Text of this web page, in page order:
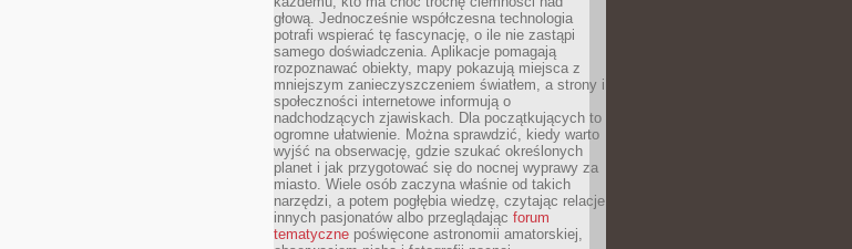
głową. Jednocześnie współczesna technologia
potrafi wspierać tę fascynację, o ile nie zastąpi
samego doświadczenia. Aplikacje pomagają
rozpoznawać obiekty, mapy pokazują miejsca z
mniejszym zanieczyszczeniem światłem, a strony i
społeczności internetowe informują o
nadchodzących zjawiskach. Dla początkujących to
ogromne ułatwienie. Można sprawdzić, kiedy warto
wyjść na obserwację, gdzie szukać określonych
planet i jak przygotować się do nocnej wyprawy za
miasto. Wiele osób zaczyna właśnie od takich
narzędzi, a potem pogłębia wiedzę, czytając relacje
innych pasjonatów albo przeglądając forum
tematyczne poświęcone astronomii amatorskiej,